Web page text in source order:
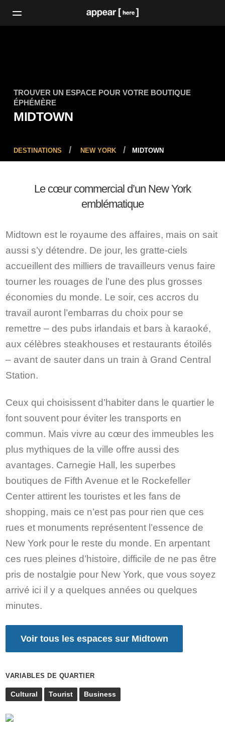
TROUVER UN ESPACE POUR VOTRE BOUTIQUE
ÉPHÉMÈRE
MIDTOWN
DESTINATIONS NEW YORK MIDTOWN
Le cœur commercial d’un New York
emblématique
Midtown est le royaume des affaires, mais on sait
aussi s’y détendre. De jour, les gratte-ciels
accueillent des milliers de travailleurs venus faire
tourner les rouages de l’une des plus grosses
économies du monde. Le soir, ces accros du
travail auront l’embarras du choix pour se
remettre – des pubs irlandais et bars à karaoké,
aux célèbres steakhouses et restaurants étoilés
– avant de sauter dans un train à Grand Central
Station.
Ceux qui choisissent d’habiter dans le quartier le
font souvent pour éviter les transports en
commun. Mais vivre au cœur des immeubles les
plus mythiques de la ville offre aussi des
avantages. Carnegie Hall, les superbes
boutiques de Fifth Avenue et le Rockefeller
Center attirent les touristes et les fans de
shopping, mais ce n’est pas pour rien que ces
rues et monuments représentent l’essence de
New York pour le reste du monde. En arpentant
ces rues pleines d’histoire, difficile de ne pas être
pris de nostalgie pour New York, que vous soyez
arrivé ici il y a quelques années ou quelques
minutes.
Voir tous les espaces sur Midtown
VARIABLES DE QUARTIER
Cultural Tourist Business